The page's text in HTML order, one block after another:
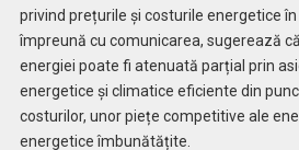
privind prețurile și costurile energetice
împreună cu comunicarea, sugerează
energiei poate fi atenuată parțial prin
energetice și climatice eficiente din
costurilor, unor piețe competitive ale
energetice îmbunătățite.